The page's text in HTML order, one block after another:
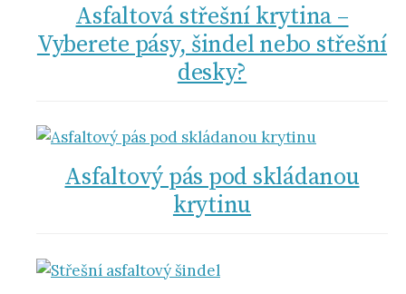
Asfaltová střešní krytina –
Vyberete pásy, šindel nebo střešní
desky?
Asfaltový pás pod skládanou
krytinu